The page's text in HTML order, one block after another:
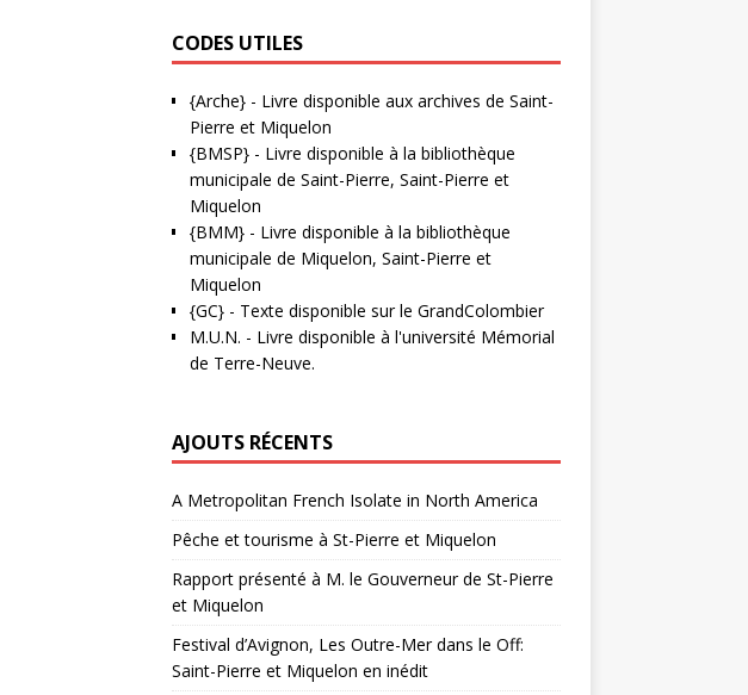
CODES UTILES
{Arche}- Livre disponible aux archives de Saint-
Pierre et Miquelon
{BMSP}- Livre disponible à la bibliothèque
municipale de Saint-Pierre, Saint-Pierre et
Miquelon
{BMM}- Livre disponible à la bibliothèque
municipale de Miquelon, Saint-Pierre et
Miquelon
{GC}- Texte disponible sur le GrandColombier
M.U.N. - Livre disponible à l'université Mémorial
de Terre-Neuve.
AJOUTS RÉCENTS
A Metropolitan French Isolate in North America
Pêche et tourisme à St-Pierre et Miquelon
Rapport présenté à M. le Gouverneur de St-Pierre
et Miquelon
Festival d’Avignon, Les Outre-Mer dans le Off:
Saint-Pierre et Miquelon en inédit